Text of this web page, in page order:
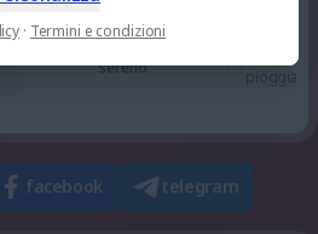
sereno
pioggia
facebook telegram
· Termini e condizioni